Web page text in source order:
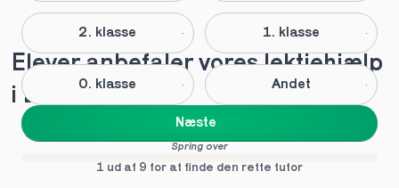
2. klasse 1. klasse
0. klasse Andet
Næste
Spring over
1 ud af 9 for at finde den rette tutor
Elever anbefaler vores lektiehjælp
i Bryrup